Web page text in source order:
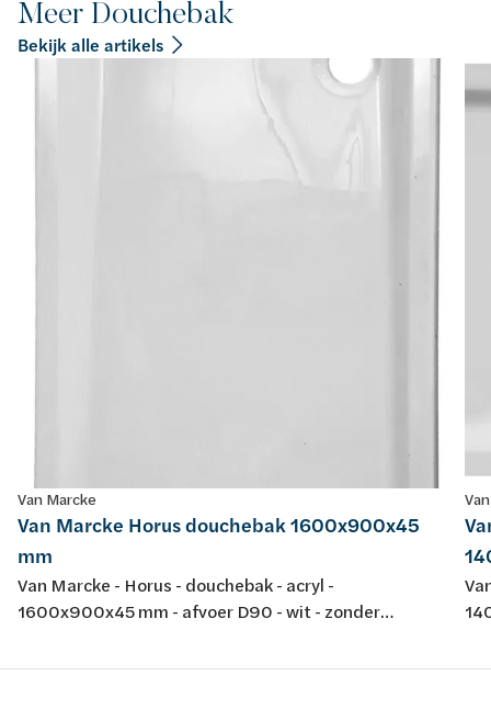
Meer Douchebak
Bekijk alle artikels
Van Marcke
Van Marcke Horus douchebak 1600x900x45
mm
Van Marcke - Horus - douchebak - acryl -
1600x900x45 mm - afvoer D90 - wit - zonder
EN 232 & EN 14516: 2010